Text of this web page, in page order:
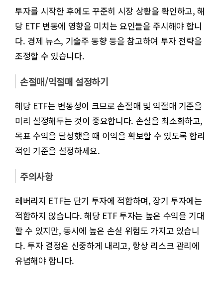
투자를 시작한 후에도 꾸준히 시장 상황을 확인하고, 해
당 ETF 변동에 영향을 미치는 요인들을 주시해야 합니
다. 경제 뉴스, 기술주 동향 등을 참고하여 투자 전략을
조정할 수 있습니다.
손절매/익절매 설정하기
해당 ETF는 변동성이 크므로 손절매 및 익절매 기준을
미리 설정해두는 것이 중요합니다. 손실을 최소화하고,
목표 수익을 달성했을 때 이익을 확보할 수 있도록 합리
적인 기준을 설정하세요.
주의사항
레버리지 ETF는 단기 투자에 적합하며, 장기 투자에는
적합하지 않습니다. 해당 ETF 투자는 높은 수익을 기대
할 수 있지만, 동시에 높은 손실 위험도 가지고 있습니
다. 투자 결정은 신중하게 내리고, 항상 리스크 관리에
유념해야 합니다.